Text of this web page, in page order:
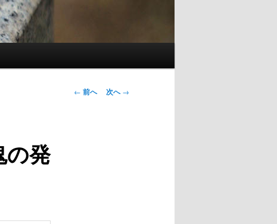
投稿ナビゲー
← 前へ 次へ→
の発